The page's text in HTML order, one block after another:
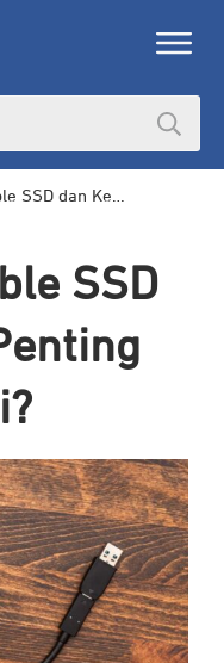
Apa Itu Portable SSD dan Kenapa Penting untuk Dimiliki?
SSD